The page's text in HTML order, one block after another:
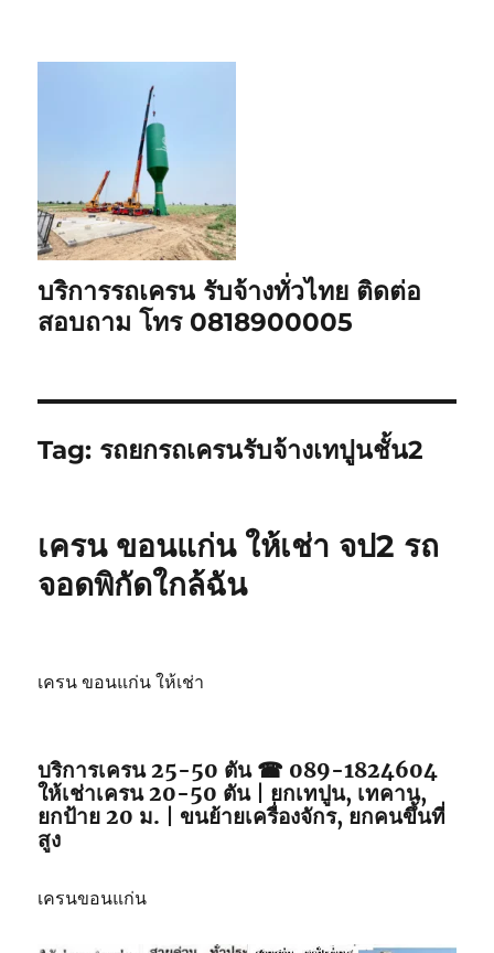
บริการรถเครน รับจ้างทั่วไทย ติดต่อ
สอบถาม โทร 0818900005
Tag: รถยกรถเครนรับจ้างเทปูนชั้น2
เครน ขอนแก่น ให้เช่า จป2 รถ
จอดพิกัดใกล้ฉัน
เครน ขอนแก่น ให้เช่า
บริการเครน 25-50 ตัน ☎ 089-1824604
ให้เช่าเครน 20-50 ตัน | ยกเทปูน, เทคาน,
ยกป้าย 20 ม. | ขนย้ายเครื่องจักร, ยกคนขึ้นที่
สูง
เครนขอนแก่น